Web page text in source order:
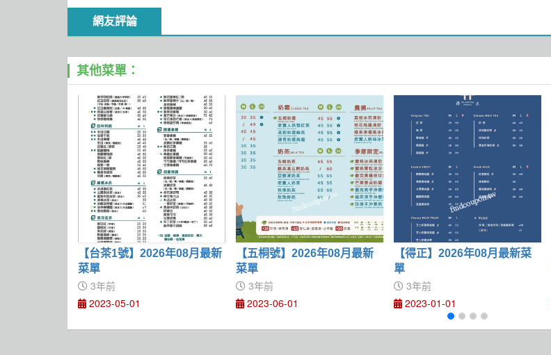
網友評論
其他菜單：
【台茶1號】2026年08月最新
菜單
3年前
2023-05-01
【五桐號】2026年08月最新
菜單
3年前
2023-06-01
【得正】2026年08月最新菜
單
3年前
2023-01-01